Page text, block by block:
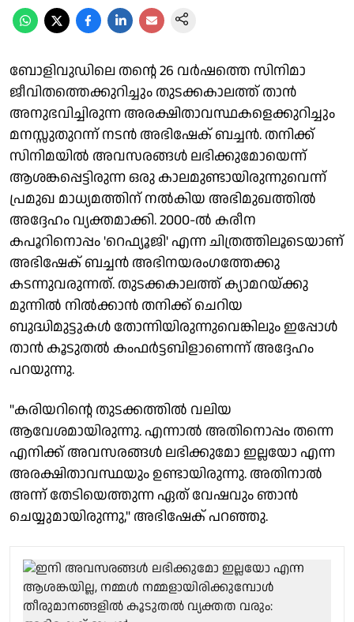
ബോളിവുഡിലെ തന്റെ 26 വർഷത്തെ സിനിമാ
ജീവിതത്തെക്കുറിച്ചും തുടക്കകാലത്ത് താൻ
അനുഭവിച്ചിരുന്ന അരക്ഷിതാവസ്ഥകളെക്കുറിച്ചും
മനസ്സുതുറന്ന് നടൻ അഭിഷേക് ബച്ചൻ. തനിക്ക്
സിനിമയിൽ അവസരങ്ങൾ ലഭിക്കുമോയെന്ന്
ആശങ്കപ്പെട്ടിരുന്ന ഒരു കാലമുണ്ടായിരുന്നുവെന്ന്
പ്രമുഖ മാധ്യമത്തിന് നൽകിയ അഭിമുഖത്തിൽ
അദ്ദേഹം വ്യക്തമാക്കി. 2000-ൽ കരീന
കപൂറിനൊപ്പം 'റെഫ്യൂജി' എന്ന ചിത്രത്തിലൂടെയാണ്
അഭിഷേക് ബച്ചൻ അഭിനയരംഗത്തേക്കു
കടന്നുവരുന്നത്. തുടക്കകാലത്ത് ക്യാമറയ്ക്കു
മുന്നിൽ നിൽക്കാൻ തനിക്ക് ചെറിയ
ബുദ്ധിമുട്ടുകൾ തോന്നിയിരുന്നുവെങ്കിലും ഇപ്പോൾ
താൻ കൂടുതൽ കംഫർട്ടബിളാണെന്ന് അദ്ദേഹം
പറയുന്നു.
"കരിയറിന്റെ തുടക്കത്തിൽ വലിയ
ആവേശമായിരുന്നു. എന്നാൽ അതിനൊപ്പം തന്നെ
എനിക്ക് അവസരങ്ങൾ ലഭിക്കുമോ ഇല്ലയോ എന്ന
അരക്ഷിതാവസ്ഥയും ഉണ്ടായിരുന്നു. അതിനാൽ
അന്ന് തേടിയെത്തുന്ന ഏത് വേഷവും ഞാൻ
ചെയ്യുമായിരുന്നു," അഭിഷേക് പറഞ്ഞു.